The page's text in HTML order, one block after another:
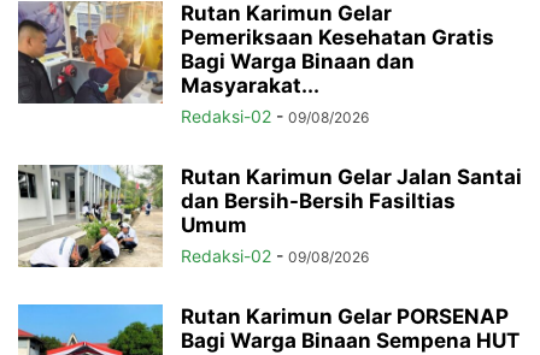
Rutan Karimun Gelar
Pemeriksaan Kesehatan Gratis
Bagi Warga Binaan dan
Masyarakat...
Redaksi-02 - 09/08/2026
Rutan Karimun Gelar Jalan Santai
dan Bersih-Bersih Fasiltias
Umum
Redaksi-02 - 09/08/2026
Rutan Karimun Gelar PORSENAP
Bagi Warga Binaan Sempena HUT